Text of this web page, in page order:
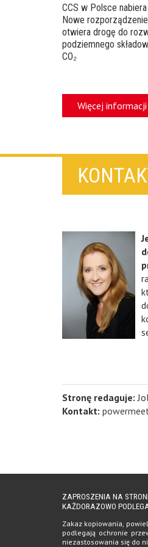
CCS w Polsce
Nowe rozporządzenie
otwiera drogę do
podziemnego
CO₂
Więcej informacji
Stronę redaguje:
Kontakt:
ZAPROSZENIA NA
KAŻDORAZOWO
Zakaz kopiowania,
podlegają ochronie
niezastosowania się do